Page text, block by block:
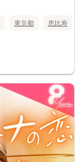
東京都 恵比寿